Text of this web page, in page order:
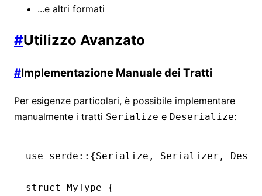
...e altri formati
#Utilizzo Avanzato
#Implementazione Manuale dei Tratti
Per esigenze particolari, è possibile implementare
manualmente i tratti Serialize e Deserialize:
use serde :: {Serialize , Serializer ,
struct MyType {